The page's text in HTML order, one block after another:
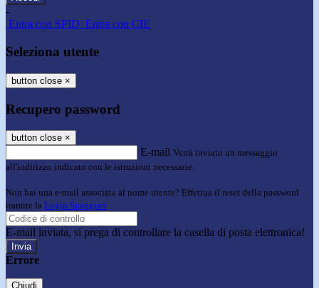
-
Entra con SPID Entra con CIE
Seleziona utente
button close ×
Recupero password
button close ×
E-mail Verrà inviato un messaggio
all'indirizzo indicato con le istruzioni necessarie.
Non hai una e-mail associata al nome utente? Effettua il reset della password
tramite la Login Spaggiari
E-mail inviata, si prega di controllare la casella di posta elettronica!
Errore
Chiudi